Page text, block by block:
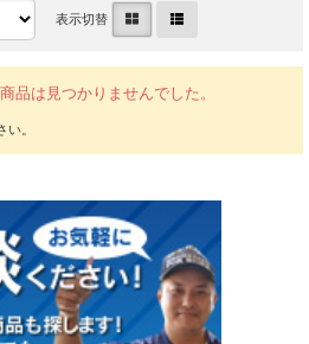
表示切替
品は見つかりませんでした。